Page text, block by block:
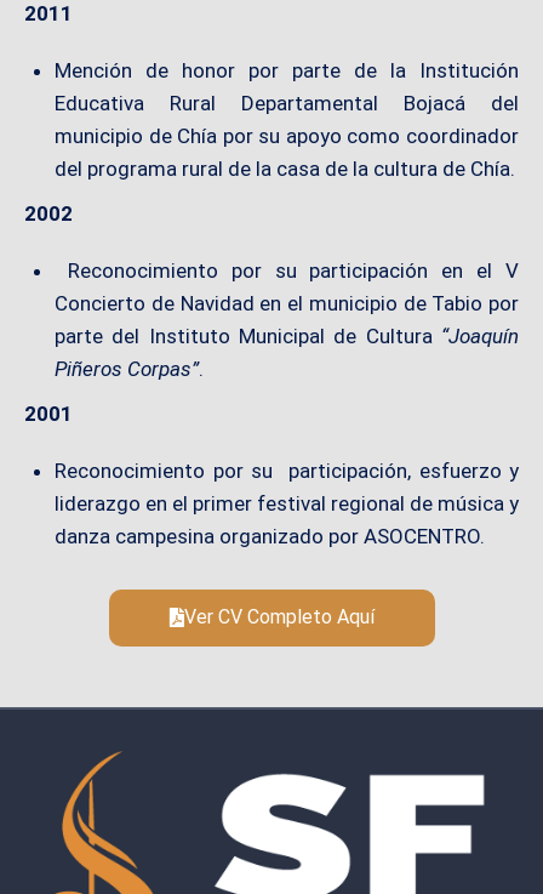
2011
Mención de honor por parte de la Institución
Educativa Rural Departamental Bojacá del
municipio de Chía por su apoyo como coordinador
del programa rural de la casa de la cultura de Chía.
2002
Reconocimiento por su participación en el V
Concierto de Navidad en el municipio de Tabio por
parte del Instituto Municipal de Cultura “Joaquín
Piñeros Corpas”.
2001
Reconocimiento por su participación, esfuerzo y
liderazgo en el primer festival regional de música y
danza campesina organizado por ASOCENTRO.
Ver CV Completo Aquí